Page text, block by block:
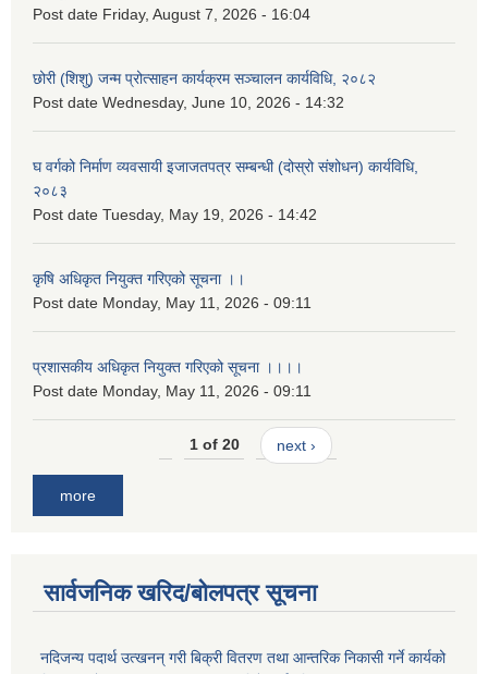
Post date Friday, August 7, 2026 - 16:04
छोरी (शिशु) जन्म प्रोत्साहन कार्यक्रम सञ्चालन कार्यविधि, २०८२
Post date Wednesday, June 10, 2026 - 14:32
घ वर्गको निर्माण व्यवसायी इजाजतपत्र सम्बन्धी (दोस्रो संशोधन) कार्यविधि,
२०८३
Post date Tuesday, May 19, 2026 - 14:42
कृषि अधिकृत नियुक्त गरिएको सूचना ।।
Post date Monday, May 11, 2026 - 09:11
प्रशासकीय अधिकृत नियुक्त गरिएको सूचना ।।।।
Post date Monday, May 11, 2026 - 09:11
1 of 20 next ›
more
सार्वजनिक खरिद/बोलपत्र सूचना
नदिजन्य पदार्थ उत्खनन् गरी बिक्री वितरण तथा आन्तरिक निकासी गर्ने कार्यको